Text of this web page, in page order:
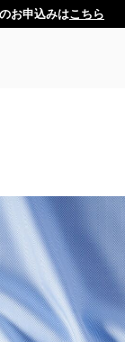
お申込みはこちら